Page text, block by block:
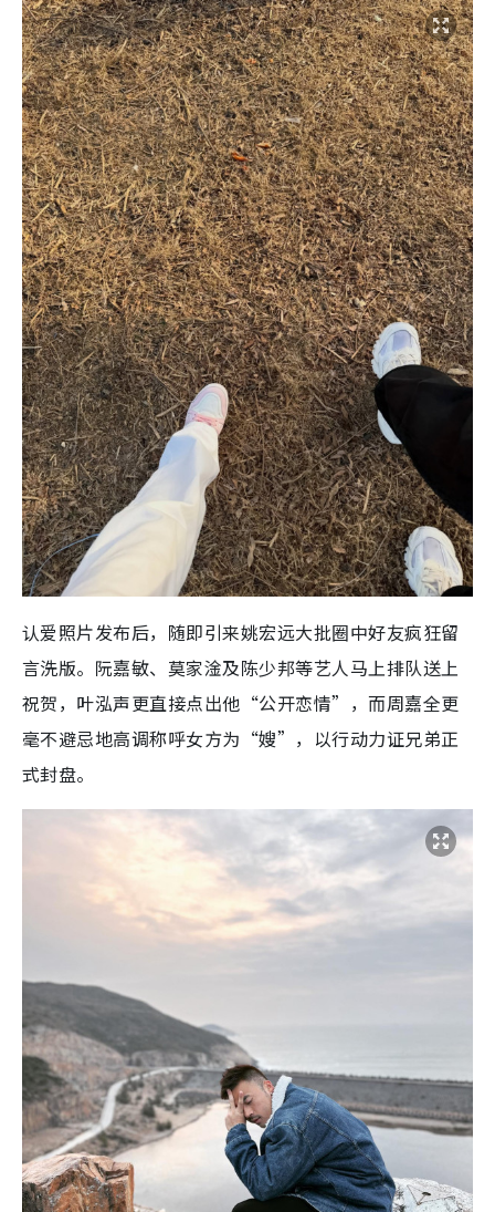
认爱照片发布后，随即引来姚宏远大批圈中好友疯狂留
言洗版。阮嘉敏、莫家淦及陈少邦等艺人马上排队送上
祝贺，叶泓声更直接点出他“公开恋情”，而周嘉全更
毫不避忌地高调称呼女方为“嫂”，以行动力证兄弟正
式封盘。